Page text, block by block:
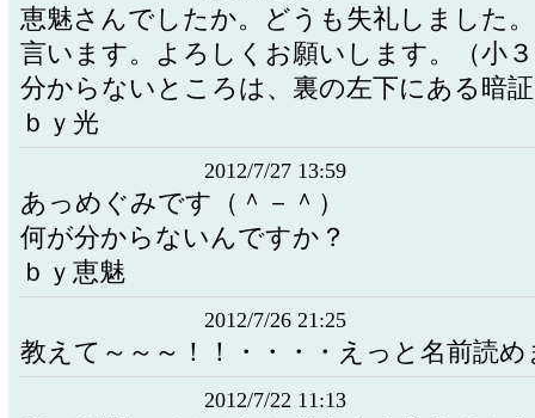
恵魅さんでしたか。どうも失礼しました
言います。よろしくお願いします。（小
分からないところは、裏の左下にある暗
ｂｙ光
2012/7/27 13:59
あっめぐみです（＾－＾）
何が分からないんですか？
ｂｙ恵魅
2012/7/26 21:25
教えて～～～！！・・・・えっと名前読
2012/7/22 11:13